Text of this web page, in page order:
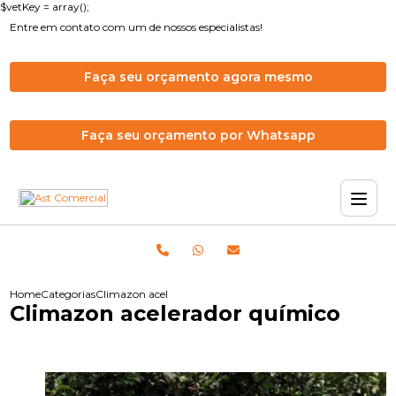
$vetKey = array();
Entre em contato com um de nossos especialistas!
Faça seu orçamento agora mesmo
Faça seu orçamento por Whatsapp
HomeCategoriasClimazon acelerador químico
Climazon acelerador químico